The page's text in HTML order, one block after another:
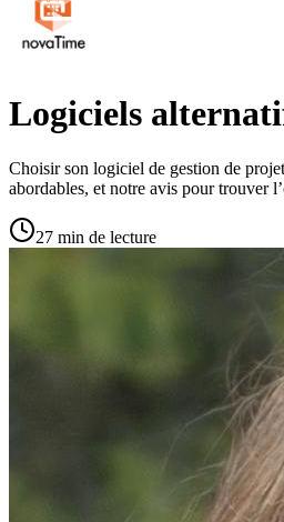
Logiciels
Choisir son logiciel de gestion de
abordables, et notre avis pour trouver
27 min de lecture